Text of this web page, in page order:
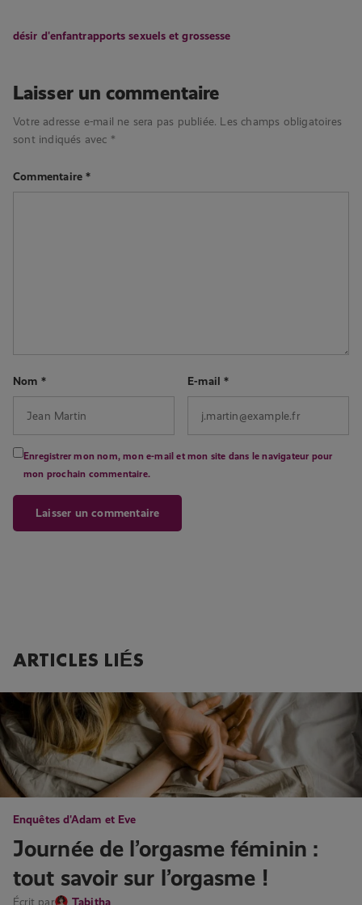
désir d'enfantrapports sexuels et grossesse
Laisser un commentaire
Votre adresse e-mail ne sera pas publiée. Les champs obligatoires
sont indiqués avec *
Commentaire*
Nom * E-mail*
Enregistrer mon nom, mon e-mail et mon site dans le navigateur pour
mon prochain commentaire.
ARTICLES LIÉS
Enquêtes d'Adam et Eve
Journée de l’orgasme féminin :
tout savoir sur l’orgasme !
Écrit par Tabitha